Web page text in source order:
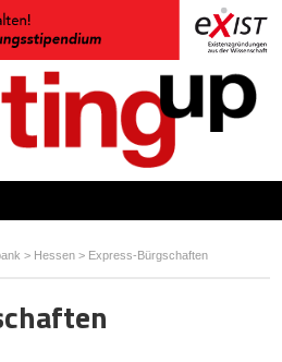
> Hessen > Express-Bürgschaften